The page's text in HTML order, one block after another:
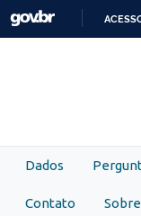
Skip to main content
Dados
Contato